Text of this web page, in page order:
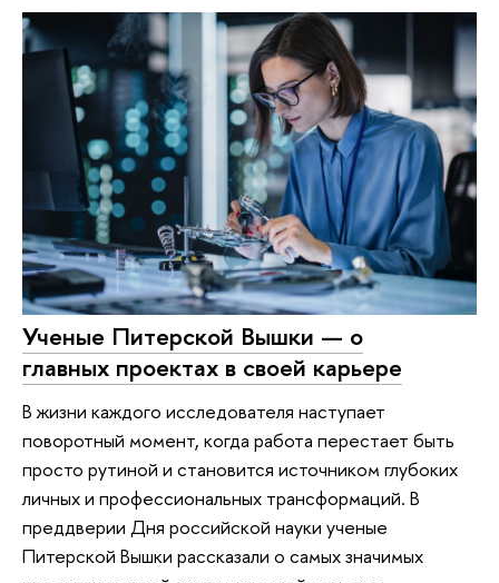
Ученые Питерской Вышки — о
главных проектах в своей карьере
В жизни каждого исследователя наступает
поворотный момент, когда работа перестает быть
просто рутиной и становится источником глубоких
личных и профессиональных трансформаций. В
преддверии Дня российской науки ученые
Питерской Вышки рассказали о самых значимых